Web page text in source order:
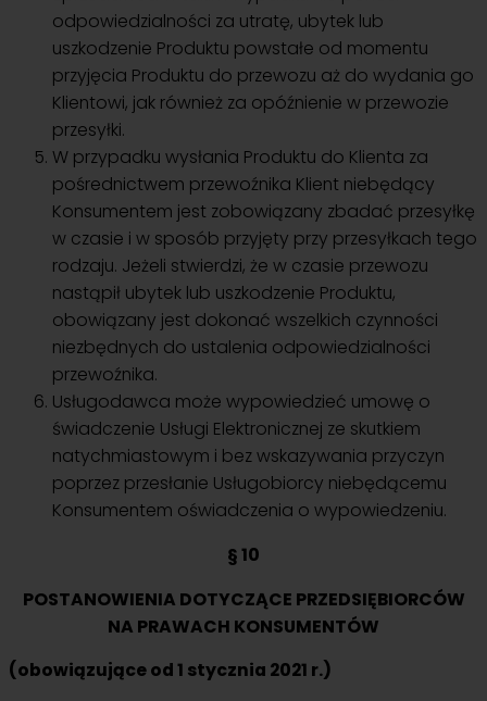
odpowiedzialności za utratę, ubytek lub
uszkodzenie Produktu powstałe od momentu
przyjęcia Produktu do przewozu aż do wydania go
Klientowi, jak również za opóźnienie w przewozie
przesyłki.
W przypadku wysłania Produktu do Klienta za
pośrednictwem przewoźnika Klient niebędący
Konsumentem jest zobowiązany zbadać przesyłkę
w czasie i w sposób przyjęty przy przesyłkach tego
rodzaju. Jeżeli stwierdzi, że w czasie przewozu
nastąpił ubytek lub uszkodzenie Produktu,
obowiązany jest dokonać wszelkich czynności
niezbędnych do ustalenia odpowiedzialności
przewoźnika.
Usługodawca może wypowiedzieć umowę o
świadczenie Usługi Elektronicznej ze skutkiem
natychmiastowym i bez wskazywania przyczyn
poprzez przesłanie Usługobiorcy niebędącemu
Konsumentem oświadczenia o wypowiedzeniu.
§ 10
POSTANOWIENIA DOTYCZĄCE PRZEDSIĘBIORCÓW
NA PRAWACH KONSUMENTÓW
(obowiązujące od 1 stycznia 2021 r.)